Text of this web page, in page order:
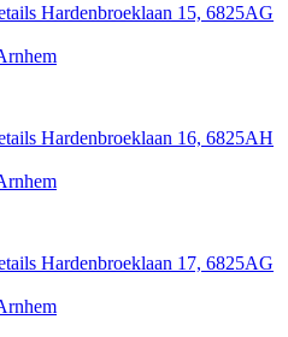
Hardenbroeklaan 15, 6825AG
Hardenbroeklaan 16, 6825AH
Hardenbroeklaan 17, 6825AG